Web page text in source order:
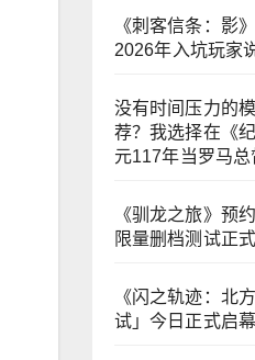
《刺客信条：影
2026年入坑玩家
没有时间压力的
荐？我选择在《
元117年当罗马总
《驯龙之旅》预
限量删档测试正
《闪之轨迹：北
试」今日正式启